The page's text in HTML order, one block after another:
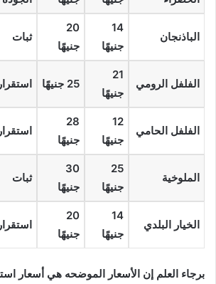
الباذنجان
14
جنيهًا
20
جنيهًا
ثبات
الفلفل الرومي
21
جنيهًا
25 جنيهًا استقرار
الفلفل الحامي
12
جنيهًا
28
جنيهًا
استقرار
الملوخية
25
جنيهًا
30
جنيهًا
ثبات
الخيار البلدي
14
جنيهًا
20
جنيهًا
استقرار
برجاء العلم إن الأسعار الموضحه هي أسعار